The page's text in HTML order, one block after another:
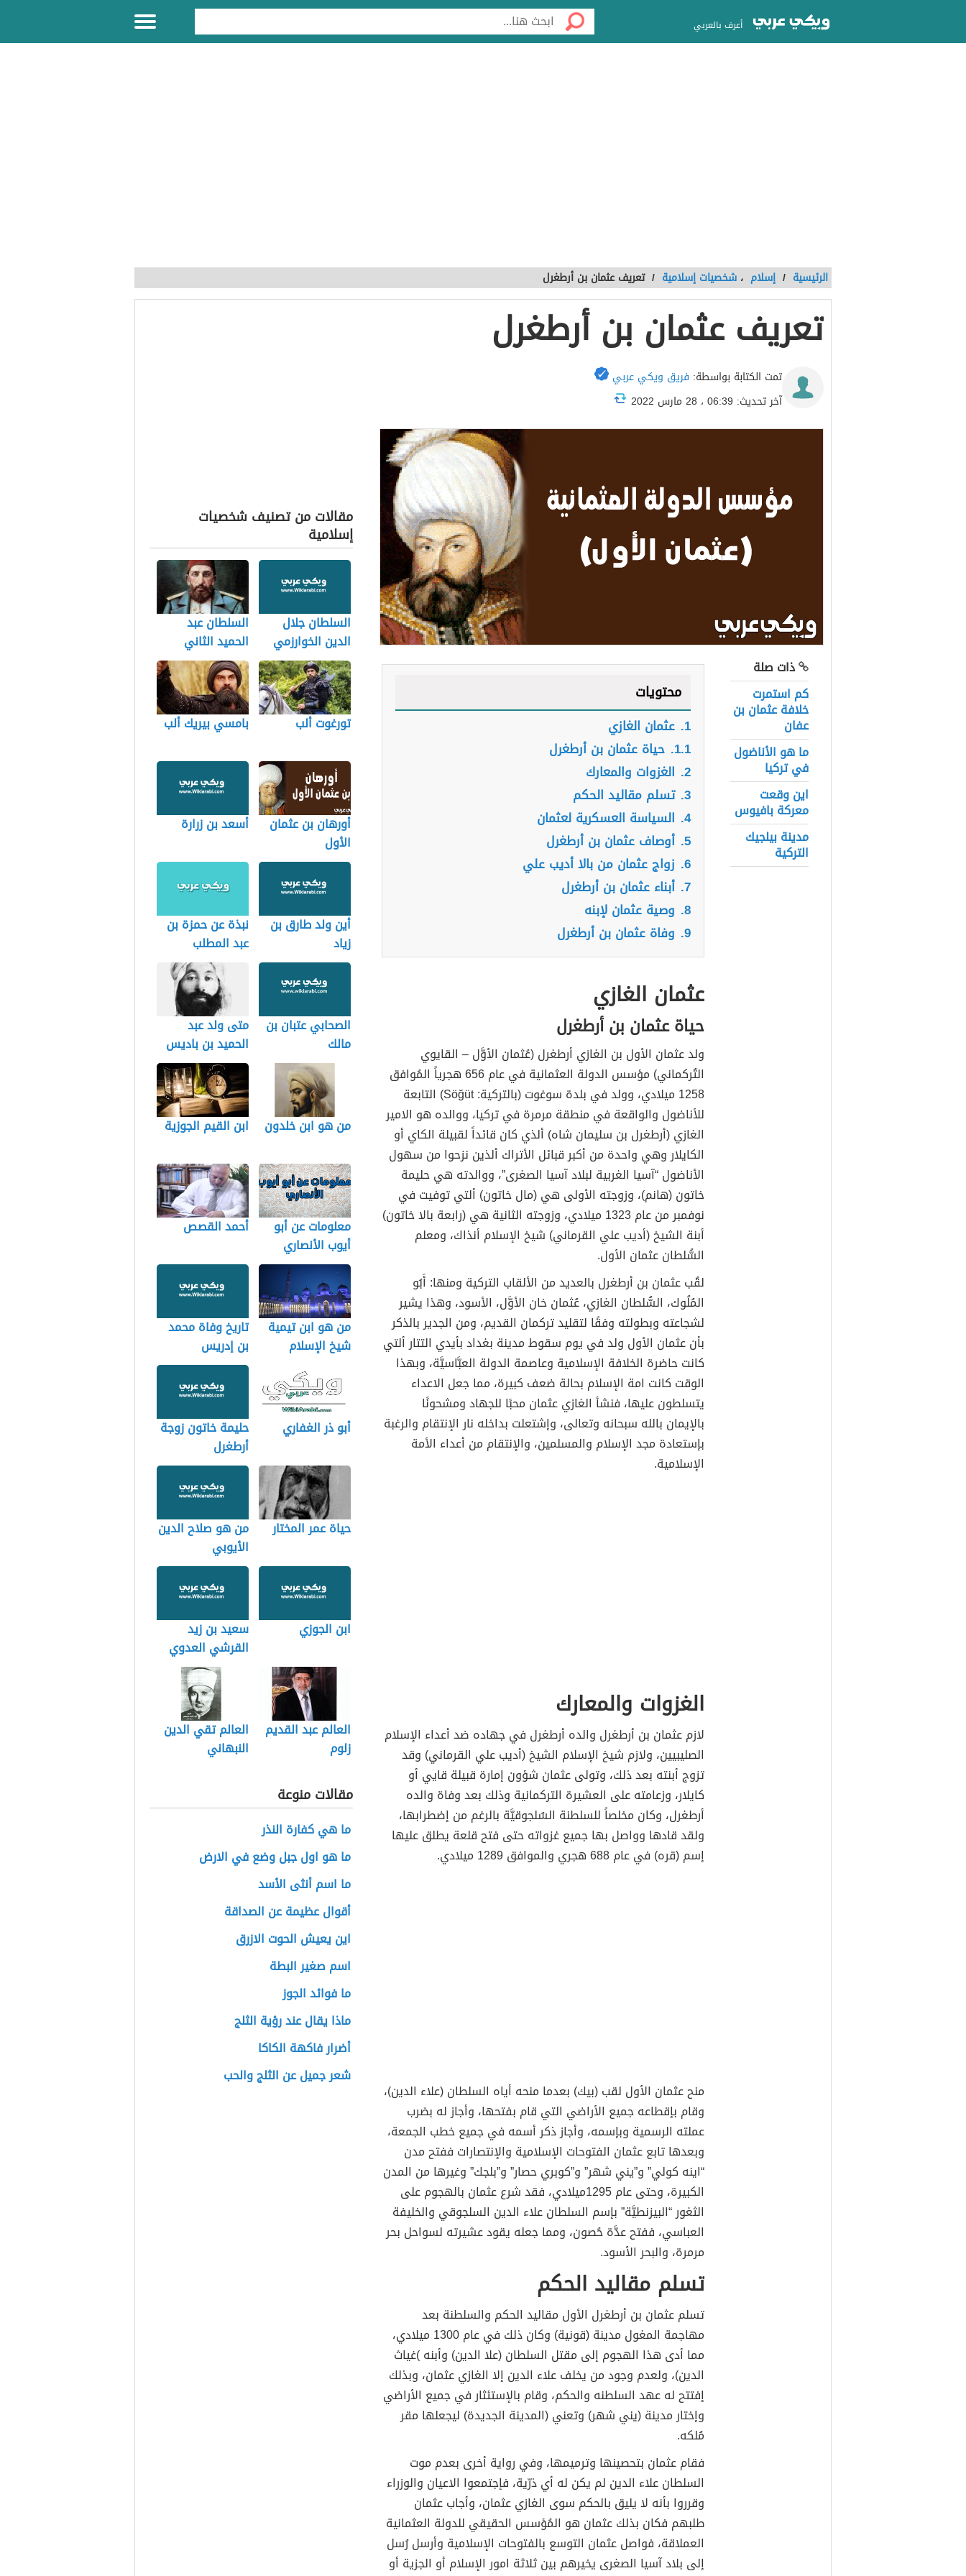
أعرف بالعربي
الرئيسية / إسلام ، شخصيات إسلامية / تعريف عثمان بن أرطغرل
تعريف عثمان بن أرطغرل
تمت الكتابة بواسطة: فريق ويكي عربي
آخر تحديث: 06:39 ، 28 مارس 2022
ذات صلة
كم استمرت
خلافة عثمان بن
عفان
ما هو الأناضول
في تركيا
اين وقعت
معركة بافيوس
مدينة بيلجيك
التركية
محتويات
1. عثمان الغازي
1.1. حياة عثمان بن أرطغرل
2. الغزوات والمعارك
3. تسلم مقاليد الحكم
4. السياسة العسكرية لعثمان
5. أوصاف عثمان بن أرطغرل
6. زواج عثمان من بالا أديب علي
7. أبناء عثمان بن أرطغرل
8. وصية عثمان لإبنه
9. وفاة عثمان بن أرطغرل
عثمان الغازي
حياة عثمان بن أرطغرل
ولد عثمان الأول بن الغازي أرطغرل (عُثمان الأوَّل – القايوي
التُركماني) مؤسس الدولة العثمانية في عام 656 هجرياً المُوافق
1258 ميلادي، وولد في بلدة سوغوت (بالتركية: Söğüt) التابعة
للأناضول والواقعة في منطقة مرمرة في تركيا، ووالده هو الامير
الغازي (أرطغرل بن سليمان شاه) ألذي كان قائداً لقبيلة الكاي أو
الكايلار وهي واحدة من أكبر قبائل الأتراك ألذين نزحوا من سهول
الأناضول “آسيا الغربية لبلاد آسيا الصغرى”، ووالدته هي حليمة
خاتون (هانم)، وزوجته الأولى هي (مال خاتون) ألتي توفيت في
نوفمبر من عام 1323 ميلادي، وزوجته الثانية هي (رابعة بالا خاتون)
أبنة الشيخ (أديب علي القرماني) شيخ الإسلام أنذاك، ومعلم
السُّلطان عثمان الأول.
لقُب عثمان بن أرطغرل بالعديد من الألقاب التركية ومنها: أَبُو
المُلُوك، السُّلطان الغازي، عُثمان خان الأوَّل، الأسود، وهذا يشير
لشجاعته وبطولته وفقًا لتقليد تركمان القديم، ومن الجدير بالذكر
بأن عثمان الأول ولد في يوم سقوط مدينة بغداد بأيدي التتار ألتي
كانت حاضرة الخلافة الإسلامية وعاصمة الدولة العبَّاسيَّة، وبهذا
الوقت كانت امة الإسلام بحالة ضعف كبيرة، مما جعل الاعداء
يتسلطون عليها، فنشأ الغازي عثمان محبًا للجهاد ومشحونًا
بالإيمان بالله سبحانه وتعالى، وإشتعلت بداخله نار الإنتقام والرغبة
بإستعادة مجد الإسلام والمسلمين، والإنتقام من أعداء الأمة
الإسلامية.
الغزوات والمعارك
لازم عثمان بن أرطغرل والده أرطغرل في جهاده ضد أعداء الإسلام
الصليبيين، ولازم شيخ الإسلام الشيخ (أديب علي القرماني) وقد
تزوج أبنته بعد ذلك، وتولى عثمان شؤون إمارة قبيلة قايي أو
كايلار، وزعامته على العشيرة التركمانية وذلك بعد وفاة والده
أرطغرل، وكان مخلصاً للسلطنة السُلجوقيَّة بالرغم من إضطرابها،
ولقد قادها وواصل بها جميع غزواته حتى فتح قلعة يطلق عليها
إسم (قره) في عام 688 هجري والموافق 1289 ميلادي.
منح عثمان الأول لقب (بيك) بعدما منحه أياه السلطان (علاء الدين)،
وقام بإقطاعه جميع الأراضي التي قام بفتحها، وأجاز له بضرب
عملته الرسمية وبإسمه، وأجاز ذكر أسمه في جميع خطب الجمعة،
وبعدها تابع عثمان الفتوحات الإسلامية والإنتصارات ففتح مدن
“اينه كولي” و”يني شهر” و”كوبري حصار” و”بلجك” وغيرها من المدن
الكبيرة، وحتى عام 1295ميلادي، فقد شرع عثمان بالهجوم على
الثغور “البيزنطيَّة” بإسم السلطان علاء الدين السلجوقي والخليفة
العباسي، ففتح عدَّة حُصون، ومما جعله يقود عشيرته لسواحل بحر
مرمرة، والبحر الأسود.
تسلم مقاليد الحكم
تسلم عثمان بن أرطغرل الأول مقاليد الحكم والسلطنة بعد
مهاجمة المغول مدينة (قونية) وكان ذلك في عام 1300 ميلادي،
مما أدى هذا الهجوم إلى مقتل السلطان (علا الدين) وأبنه )غياث
الدين)، ولعدم وجود من يخلف علاء الدين إلا الغازي عثمان، وبذلك
إفتتح له عهد السلطنه والحكم، وقام بالإستئثار في جميع الأراضي
وإختار مدينة (يني شهر) وتعني (المدينة الجديدة) ليجعلها مقر
مُلكه.
فقام عثمان بتحصينها وترميمها، وفي رواية أخرى بعدم موت
السلطان علاء الدين لم يكن له أي ذرّية، فإجتمعوا الاعيان والوزراء
وقرروا بأنه لا يليق بالحكم سوى الغازي عثمان، وأجاب عثمان
طلبهم فكان بذلك عثمان هو المُؤسس الحقيقي للدولة العثمانية
العملاقة، فواصل عثمان التوسع بالفتوحات الإسلامية وأرسل رُسل
إلى بلاد آسيا الصغرى يخيرهم بين ثلاثة امور الإسلام أو الجزية أو
مقالات من تصنيف شخصيات
إسلامية
السلطان جلال
الدين الخوارزمي
السلطان عبد
الحميد الثاني
تورغوت ألب بامسي بيريك ألب
أورهان بن عثمان
الأول
أسعد بن زرارة
أين ولد طارق بن
زياد
نبذة عن حمزة بن
عبد المطلب
الصحابي عتبان بن
مالك
متى ولد عبد
الحميد بن باديس
من هو ابن خلدون ابن القيم الجوزية
معلومات عن أبو
أيوب الأنصاري
أحمد القصص
من هو ابن تيمية
شيخ الإسلام
تاريخ وفاة محمد
بن إدريس
الشافعي
أبو ذر الغفاري
حليمة خاتون زوجة
أرطغرل
حياة عمر المختار
من هو صلاح الدين
الأيوبي
ابن الجوزي
سعيد بن زيد
القرشي العدوي
العالم عبد القديم
زلوم
العالم تقي الدين
النبهاني
مقالات منوعة
ما هي كفارة النذر
ما هو اول جبل وضع في الارض
ما اسم أنثى الأسد
أقوال عظيمة عن الصداقة
اين يعيش الحوت الازرق
اسم صغير البطة
ما فوائد الجوز
ماذا يقال عند رؤية الثلج
أضرار فاكهة الكاكا
شعر جميل عن الثلج والحب